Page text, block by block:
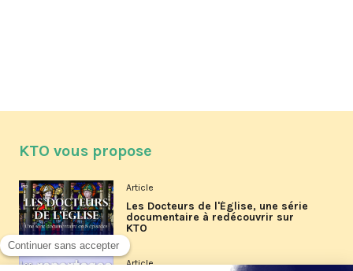
KTO vous propose
Article
Les Docteurs de l'Église, une série
documentaire à redécouvrir sur
KTO
Article